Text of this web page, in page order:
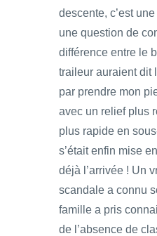
descente, c’est
une question de
différence entre le
traileur auraient dit
par prendre mon
avec un relief plus
plus rapide en
s’était enfin mise
déjà l’arrivée ! Un
scandale a connu
famille a pris
de l’absence de